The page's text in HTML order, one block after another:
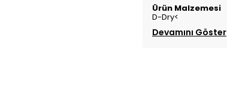
Ürün Malzemesi
D-Dry<
Devamını Göster